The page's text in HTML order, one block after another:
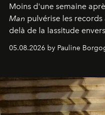
Moins d'une semaine
Man pulvérise les
delà de la lassitude
05.08.2026 by Pauline